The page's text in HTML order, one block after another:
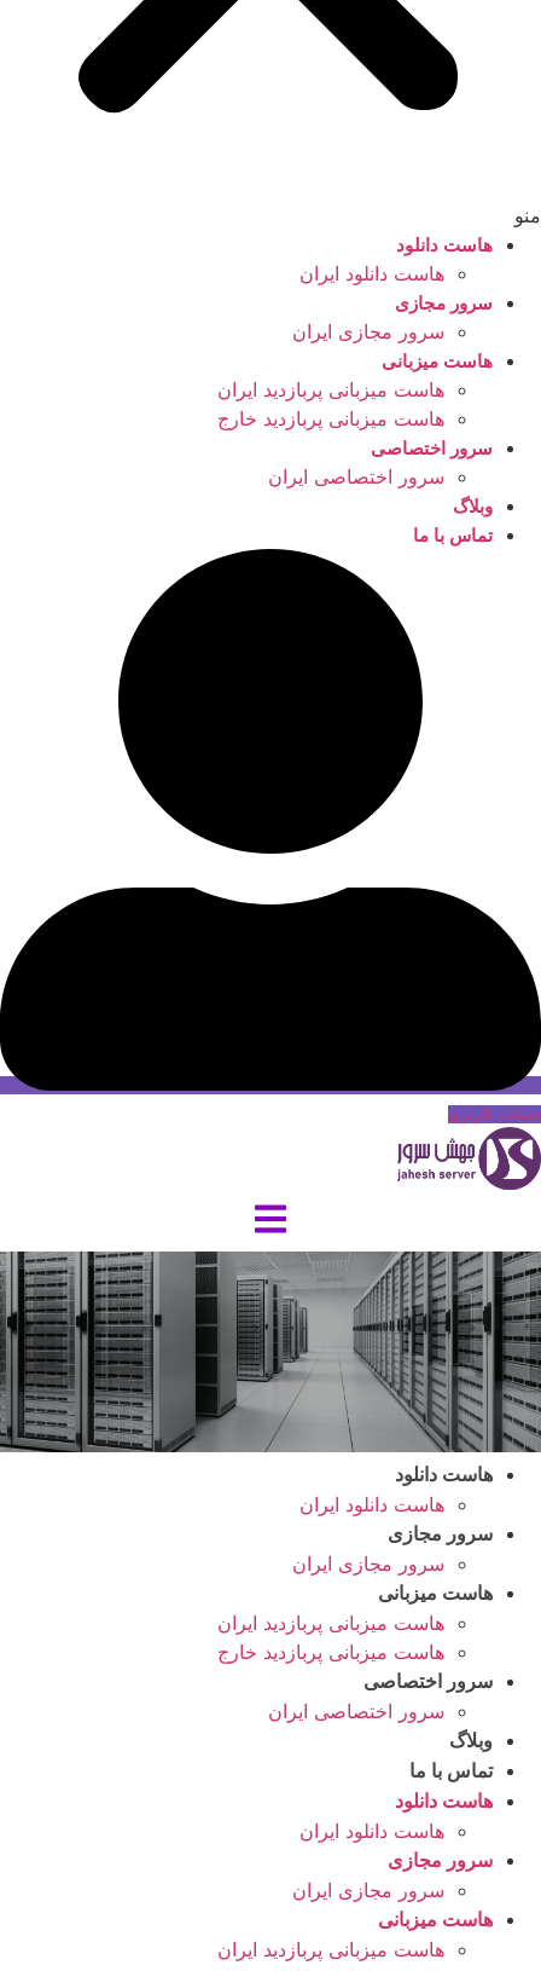
منو
هاست دانلود
هاست دانلود ایران
سرور مجازی
سرور مجازی ایران
هاست میزبانی
هاست میزبانی پربازدید ایران
هاست میزبانی پربازدید خارج
سرور اختصاصی
سرور اختصاصی ایران
وبلاگ
تماس با ما
حساب کاربری
هاست دانلود
هاست دانلود ایران
سرور مجازی
سرور مجازی ایران
هاست میزبانی
هاست میزبانی پربازدید ایران
هاست میزبانی پربازدید خارج
سرور اختصاصی
سرور اختصاصی ایران
وبلاگ
تماس با ما
هاست دانلود
هاست دانلود ایران
سرور مجازی
سرور مجازی ایران
هاست میزبانی
هاست میزبانی پربازدید ایران